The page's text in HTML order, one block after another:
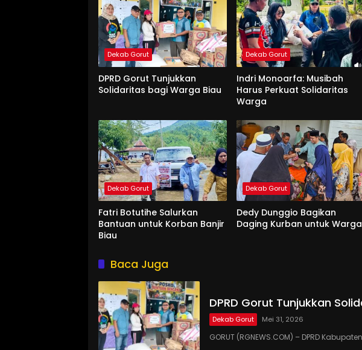
Dekab Gorut
DPRD Gorut Tunjukkan
Solidaritas bagi Warga Biau
Dekab Gorut
Indri Monoarfa: Musibah
Harus Perkuat Solidaritas
Warga
Dekab Gorut
Fatri Botutihe Salurkan
Bantuan untuk Korban Banjir
Biau
Dekab Gorut
Dedy Dunggio Bagikan
Daging Kurban untuk Warga
Baca Juga
DPRD Gorut Tunjukkan
Dekab Gorut Mei 31, 2026
GORUT (RGNEWS.COM) – DPRD